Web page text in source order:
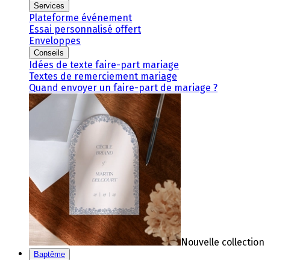
Services
Plateforme événement
Essai personnalisé offert
Enveloppes
Conseils
Idées de texte faire-part mariage
Textes de remerciement mariage
Quand envoyer un faire-part de mariage ?
Nouvelle collection
Baptême